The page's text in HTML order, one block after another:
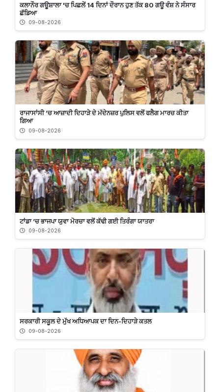
ਕਲਾਨੌਰ ਗਊਸ਼ਾਲਾ 'ਚ ਪਿਛਲੇਂ 14 ਦਿਨਾਂ ਦੌਰਾਨ ਹੁਣ ਤੱਕ 80 ਗਊ ਵੰਸ਼ ਨੇ ਸੰਸਾਰ
ਛੱਡਿਆ
09-08-2026
ਰਾਜਾਸਾਂਸੀ ’ਚ ਆਜ਼ਾਦੀ ਦਿਹਾੜੇ ਦੇ ਮੱਦੇਨਜ਼ਰ ਪੁਲਿਸ ਵਲੋਂ ਫਲੈਗ ਮਾਰਚ ਕੀਤਾ
ਗਿਆ
09-08-2026
ਟਾਂਡਾ ’ਚ ਭਾਜਪਾ ਯੁਵਾ ਮੋਰਚਾ ਵਲੋਂ ਕੱਢੀ ਗਈ ਤਿਰੰਗਾ ਯਾਤਰਾ
09-08-2026
ਸਰਕਾਰੀ ਸਕੂਲ ਦੇ ਮੁੱਖ ਅਧਿਆਪਕ ਦਾ ਦਿਨ-ਦਿਹਾੜੇ ਕਤਲ
09-08-2026